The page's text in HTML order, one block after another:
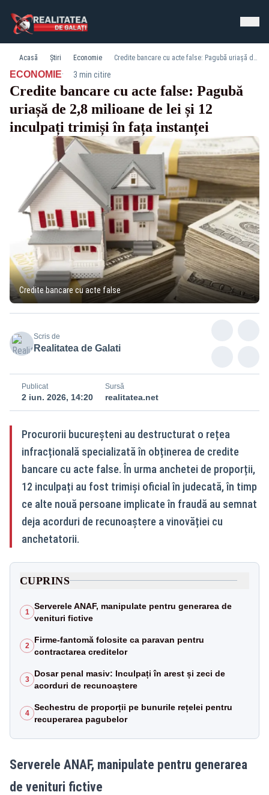
Acasă Știri Economie Credite bancare cu acte false: Pagubă uriașă de 2,8 milioane de lei și 12 inculpați trimiși în fața instanței
ECONOMIE· 3 min citire
Credite bancare cu acte false: Pagubă
uriașă de 2,8 milioane de lei și 12
inculpați trimiși în fața instanței
Credite bancare cu acte false
Scris de
Realitatea de Galati
Publicat
2 iun. 2026, 14:20
Sursă
realitatea.net
Procurorii bucureșteni au destructurat o rețea
infracțională specializată în obținerea de credite
bancare cu acte false. În urma anchetei de proporții,
12 inculpați au fost trimiși oficial în judecată, în timp
ce alte nouă persoane implicate în fraudă au semnat
deja acorduri de recunoaștere a vinovăției cu
anchetatorii.
CUPRINS
1
Serverele ANAF, manipulate pentru generarea de
venituri fictive
2
Firme-fantomă folosite ca paravan pentru
contractarea creditelor
3
Dosar penal masiv: Inculpați în arest și zeci de
acorduri de recunoaștere
4
Sechestru de proporții pe bunurile rețelei pentru
recuperarea pagubelor
Serverele ANAF, manipulate pentru generarea
de venituri fictive